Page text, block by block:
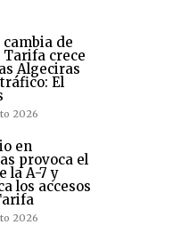
cambia de
Tarifa crece
Algeciras
El
2026
en
provoca el
la A-7 y
los accesos
2026